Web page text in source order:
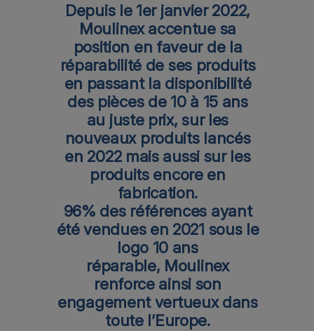
Depuis le 1er janvier 2022,
Moulinex accentue sa
position en faveur de la
réparabilité de ses produits
en passant la disponibilité
des pièces de 10 à 15 ans
au juste prix, sur les
nouveaux produits lancés
en 2022 mais aussi sur les
produits encore en
fabrication.
96% des références ayant
été vendues en 2021 sous le
logo 10 ans
réparable, Moulinex
renforce ainsi son
engagement vertueux dans
toute l’Europe.